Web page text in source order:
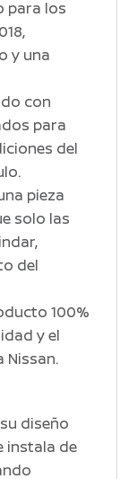
para los
y una
con
para
del
pieza
solo las
del
100%
y el
Nissan.
diseño
instala de